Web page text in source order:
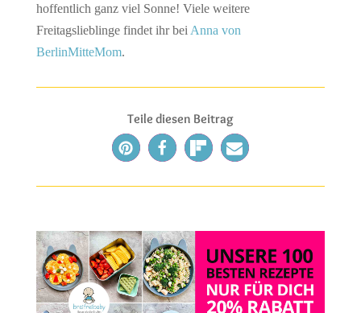
hoffentlich ganz viel Sonne! Viele weitere
Freitagslieblinge findet ihr bei Anna von
BerlinMitteMom.
Teile diesen Beitrag